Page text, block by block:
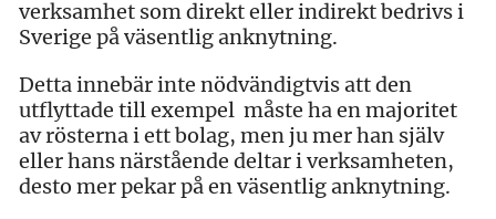
verksamhet som direkt eller indirekt bedrivs i
Sverige på väsentlig anknytning.
Detta innebär inte nödvändigtvis att den
utflyttade till exempel måste ha en majoritet
av rösterna i ett bolag, men ju mer han själv
eller hans närstående deltar i verksamheten,
desto mer pekar på en väsentlig anknytning.